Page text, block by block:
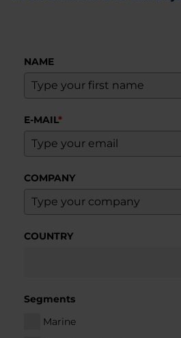
NAME
E-MAIL*
COMPANY
COUNTRY
Segments
Marine